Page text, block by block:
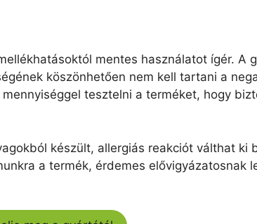
mentes használatot ígér. A
köszönhetően nem kell tartani a
tesztelni a terméket, hogy
készült, allergiás reakciót válthat ki
a termék, érdemes elővigyázatosnak